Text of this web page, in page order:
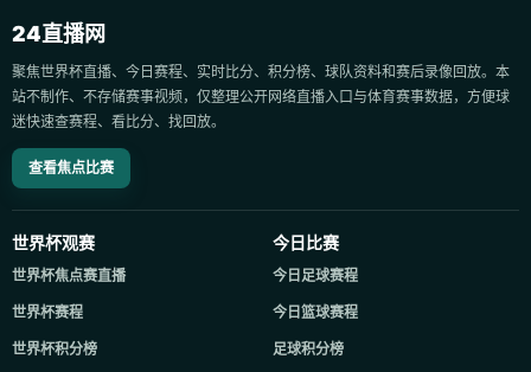
24直播网
聚焦世界杯直播、今日赛程、实时比分、积分榜、球队资料和赛后录像回放。本
站不制作、不存储赛事视频，仅整理公开网络直播入口与体育赛事数据，方便球
迷快速查赛程、看比分、找回放。
查看焦点比赛
世界杯观赛
世界杯焦点赛直播
世界杯赛程
世界杯积分榜
今日比赛
今日足球赛程
今日篮球赛程
足球积分榜